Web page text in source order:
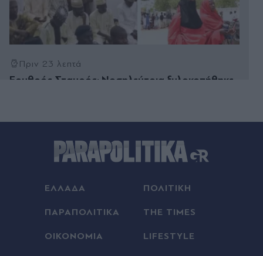
Πριν 23 λεπτά
Ερυθρός Σταυρός: Νοσηλεύτρια ξυλοκοπήθηκε
μπορεί να είναι και οι πιο κοινωνικοί - Τι λέει η
ψυχολογία
γκολ, μετά τον θάνατο του πατέρα του (Βίντεο)
Πριν 37 λεπτά
ΕΛΛΑΔΑ ΠΟΛΙΤΙΚΗ
ΠΑΡΑΠΟΛΙΤΙΚΑ THE TIMES
ΟΙΚΟΝΟΜΙΑ LIFESTYLE